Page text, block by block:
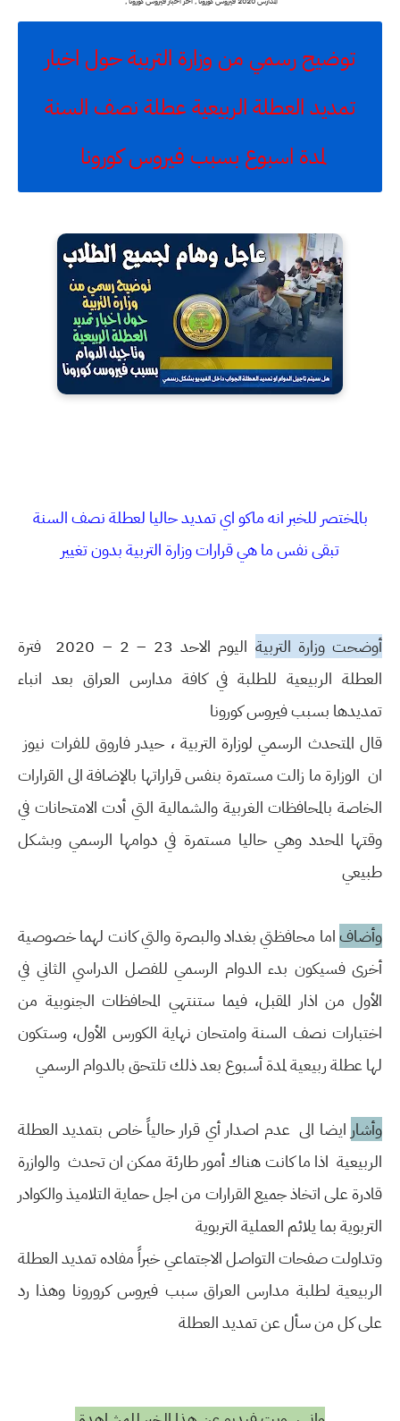
توضيح رسمي من وزارة التربية حول اخبار
تمديد العطلة الربيعية عطلة نصف السنة
لمدة اسبوع بسبب فيروس كورونا
بالمختصر للخبر انه ماكو اي تمديد حاليا لعطلة نصف السنة
تبقى نفس ما هي قرارات وزارة التربية بدون تغيير
أوضحت وزارة التربية
اليوم الاحد 23 – 2 – 2020 فترة
العطلة الربيعية للطلبة في كافة مدارس العراق بعد انباء
تمديدها بسبب فيروس كورونا
قال المتحدث الرسمي لوزارة التربية ، حيدر فاروق للفرات نيوز
ان الوزارة ما زالت مستمرة بنفس قراراتها بالإضافة الى القرارات
الخاصة بالمحافظات الغربية والشمالية التي أدت الامتحانات في
وقتها المحدد وهي حاليا مستمرة في دوامها الرسمي وبشكل
طبيعي
وأضافاما محافظتي بغداد والبصرة والتي كانت لهما خصوصية
أخرى فسيكون بدء الدوام الرسمي للفصل الدراسي الثاني في
الأول من اذار المقبل، فيما ستنتهي المحافظات الجنوبية من
اختبارات نصف السنة وامتحان نهاية الكورس الأول، وستكون
لها عطلة ربيعية لمدة أسبوع بعد ذلك تلتحق بالدوام الرسمي
وأشار ايضا الى عدم اصدار أي قرار حالياً خاص بتمديد العطلة
الربيعية اذا ما كانت هناك أمور طارئة ممكن ان تحدث والوازرة
قادرة على اتخاذ جميع القرارات من اجل حماية التلاميذ والكوادر
التربوية بما يلائم العملية التربوية
وتداولت صفحات التواصل الاجتماعي خبراً مفاده تمديد العطلة
الربيعية لطلبة مدارس العراق سبب فيروس كرورونا وهذا رد
على كل من سأل عن تمديد العطلة